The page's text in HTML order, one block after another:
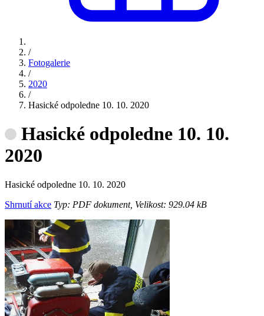
/
Fotogalerie
/
2020
/
Hasické odpoledne 10. 10. 2020
Hasické odpoledne 10. 10.
2020
Hasické odpoledne 10. 10. 2020
Shrnutí akce Typ: PDF dokument, Velikost: 929.04 kB